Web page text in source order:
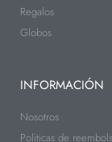
Regalos
Globos
INFORMACIÓN
Nosotros
Politicas de